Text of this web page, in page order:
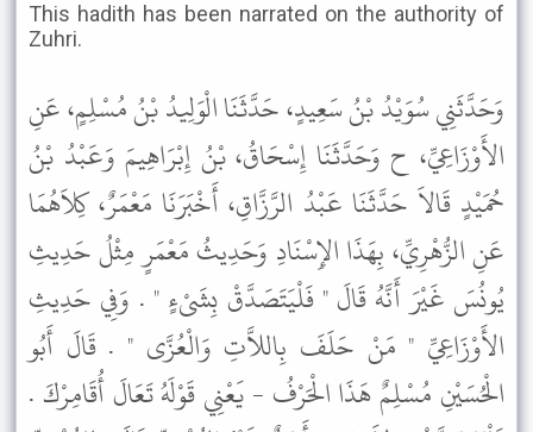
This hadith has been narrated on the authority of
Zuhri.
وَحَدَّثَنِي سُوَيْدُ بْنُ سَعِيدٍ، حَدَّثَنَا الْوَلِيدُ بْنُ مُسْلِمٍ، عَنِ
الأَوْزَاعِيِّ، ح وَحَدَّثَنَا إِسْحَاقُ، بْنُ إِبْرَاهِيمَ وَعَبْدُ بْنُ
حُمَيْدٍ قَالاَ حَدَّثَنَا عَبْدُ الرَّزَّاقِ، أَخْبَرَنَا مَعْمَرٌ، كِلاَهُمَا
عَنِ الزُّهْرِيِّ، بِهَذَا الإِسْنَادِ وَحَدِيثُ مَعْمَرٍ مِثْلُ حَدِيثِ
يُونُسَ غَيْرَ أَنَّهُ قَالَ " فَلْيَتَصَدَّقْ بِشَىْءٍ " . وَفِي حَدِيثِ
الأَوْزَاعِيِّ " مَنْ حَلَفَ بِاللاَّتِ وَالْعُزَّى " . قَالَ أَبُو
الْحُسَيْنِ مُسْلِمٌ هَذَا الْحَرْفُ - يَعْنِي قَوْلَهُ تَعَالَ أُقَامِرْكَ .